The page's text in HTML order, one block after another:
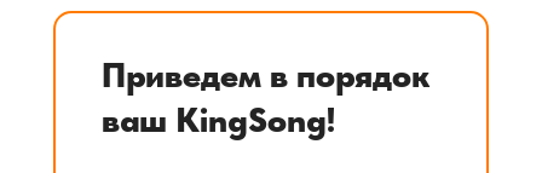
Приведем в порядок
ваш KingSong!